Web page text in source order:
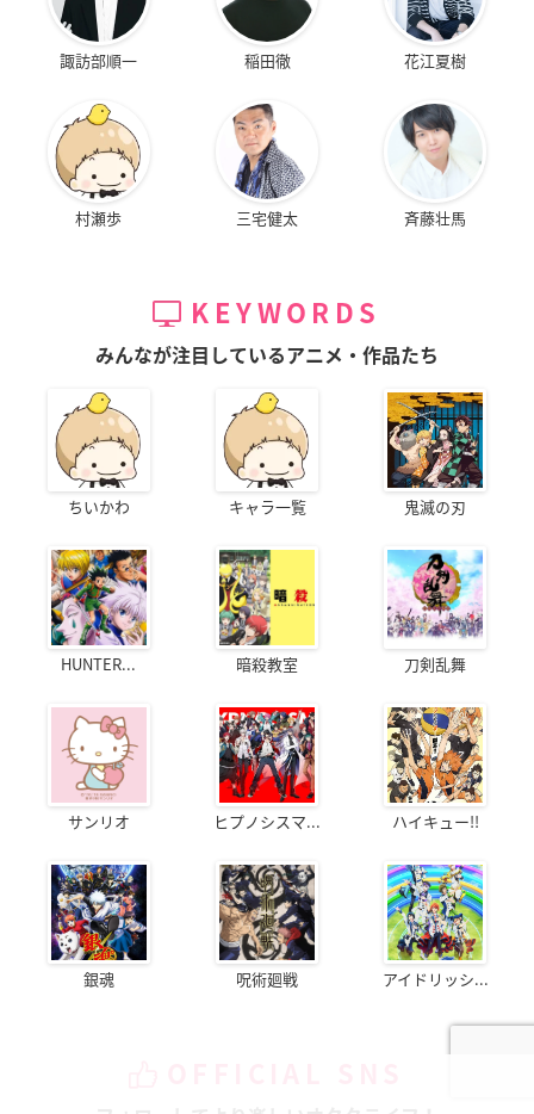
諏訪部順一 稲田徹 花江夏樹
村瀬歩 三宅健太 斉藤壮馬
KEYWORDS
みんなが注目しているアニメ・作品たち
ちいかわ キャラ一覧 鬼滅の刃
HUNTER... 暗殺教室 刀剣乱舞
サンリオ ヒプノシスマ... ハイキュー!!
銀魂 呪術廻戦 アイドリッシ...